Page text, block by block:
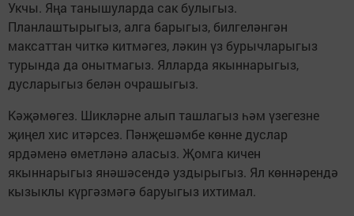
Укчы. Яңа танышуларда сак булыгыз.
Планлаштырыгыз, алга барыгыз, билгеләнгән
максаттан читкә китмәгез, ләкин үз бурычларыгыз
турында да онытмагыз. Ялларда якыннарыгыз,
дусларыгыз белән очрашыгыз.
Кәҗәмөгез. Шикләрне алып ташлагыз һәм үзегезне
җиңел хис итәрсез. Пәнҗешәмбе көнне дуслар
ярдәменә өметләнә аласыз. Җомга кичен
якыннарыгыз янәшәсендә уздырыгыз. Ял көннәрендә
кызыклы күргәзмәгә баруыгыз ихтимал.